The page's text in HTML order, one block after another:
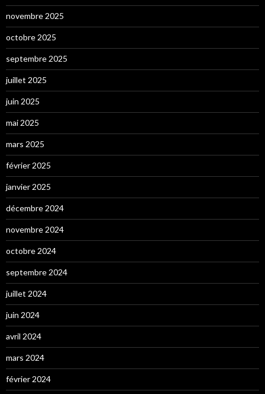
novembre 2025
octobre 2025
septembre 2025
juillet 2025
juin 2025
mai 2025
mars 2025
février 2025
janvier 2025
décembre 2024
novembre 2024
octobre 2024
septembre 2024
juillet 2024
juin 2024
avril 2024
mars 2024
février 2024